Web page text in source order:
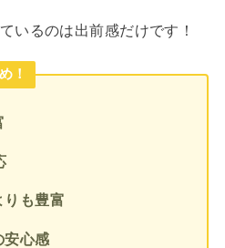
いるのは出前感だけです！
！
りも豊富
安心感